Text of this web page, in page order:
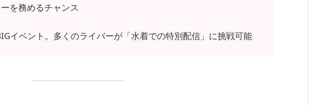
を務めるチャンス
イベント。多くのライバーが「水着での特別配信」に挑戦可能